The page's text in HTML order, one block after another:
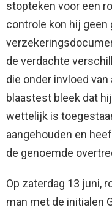
stopteken voor een
controle kon hij
de verdachte
die onder invloed
blaastest bleek dat
wettelijk is
aangehouden en
de genoemde
Op zaterdag 13 juni,
man met de initialen